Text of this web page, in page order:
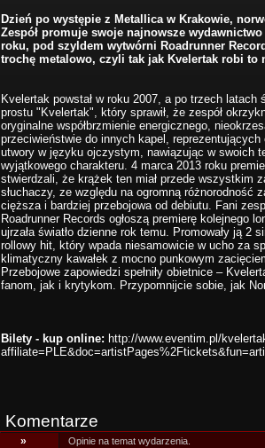
Dzień po występie z Metallica w Krakowie,
Zespół promuje swoje najnowsze
roku, pod szyldem wytwórni Roadrunner
trochę metalowo, czyli tak jak Kvelertak robi to
Kvelertak powstał w roku 2007, a po trzech latach
prostu "Kvelertak", który sprawił, że zespół
oryginalne współbrzmienie energicznego,
przeciwieństwie do innych kapel,
utwory w języku ojczystym, nawiązując w swoich
wyjątkowego charakteru. 4 marca 2013 roku
stwierdzali, że krążek ten miał przede wszystkim
słuchaczy, ze względu na ogromną różnorodność
cięższa i bardziej przebojowa od debiutu. Fani
Roadrunner Records ogłoszą premierę kolejnego
ujrzała światło dzienne rok temu. Promowały ją 2
rollowy hit, który wpada niesamowicie w ucho za
klimatyczny kawałek z mocno punkowym
Przebojowe zapowiedzi spełniły obietnice –
fanom, jak i krytykom. Przypomnijcie sobie, jak
Bilety - kup online: http://www.eventim.pl/
Komentarze
» Opinie na temat wydarzenia.